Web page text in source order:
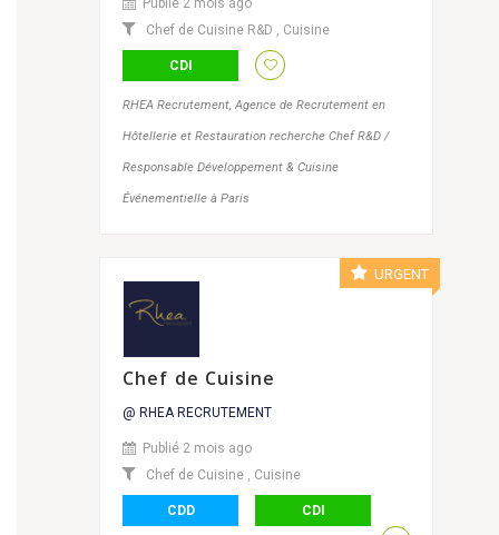
Publié 2 mois ago
Chef de Cuisine R&D , Cuisine
CDI
RHEA Recrutement, Agence de Recrutement en
Hôtellerie et Restauration recherche Chef R&D /
Responsable Développement & Cuisine
Événementielle à Paris
URGENT
Chef de Cuisine
@ RHEA RECRUTEMENT
Publié 2 mois ago
Chef de Cuisine , Cuisine
CDD CDI